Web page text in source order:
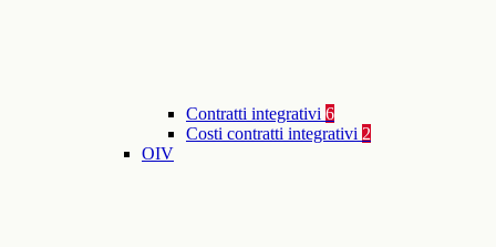
Contratti integrativi 6
Costi contratti integrativi 2
OIV